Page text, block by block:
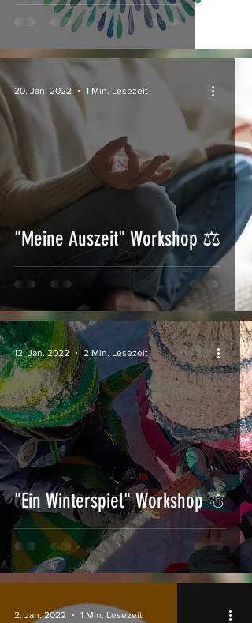
"Meine Auszeit" Workshop ⚖
20. Jan. 2022 1 Min. Lesezeit
"Ein Winterspiel" Workshop ☃
12. Jan. 2022 2 Min. Lesezeit
2. Jan. 2022 1 Min. Lesezeit